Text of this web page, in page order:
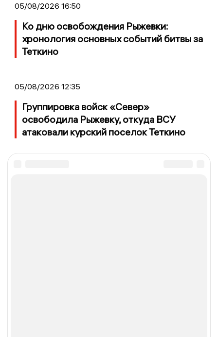
05/08/2026 16:50
Ко дню освобождения Рыжевки:
хронология основных событий битвы за
Теткино
05/08/2026 12:35
Группировка войск «Север»
освободила Рыжевку, откуда ВСУ
атаковали курский поселок Теткино